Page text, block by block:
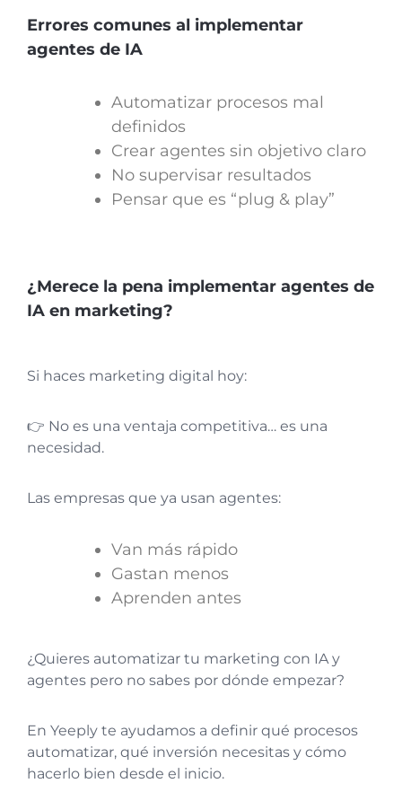
Errores comunes al implementar
agentes de IA
Automatizar procesos mal
definidos
Crear agentes sin objetivo claro
No supervisar resultados
Pensar que es “plug & play”
¿Merece la pena implementar agentes de
IA en marketing?
Si haces marketing digital hoy:
👉 No es una ventaja competitiva… es una
necesidad.
Las empresas que ya usan agentes:
Van más rápido
Gastan menos
Aprenden antes
¿Quieres automatizar tu marketing con IA y
agentes pero no sabes por dónde empezar?
En Yeeply te ayudamos a definir qué procesos
automatizar, qué inversión necesitas y cómo
hacerlo bien desde el inicio.